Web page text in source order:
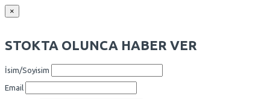
×
STOKTA OLUNCA HABER VER
İsim/Soyisim
Email